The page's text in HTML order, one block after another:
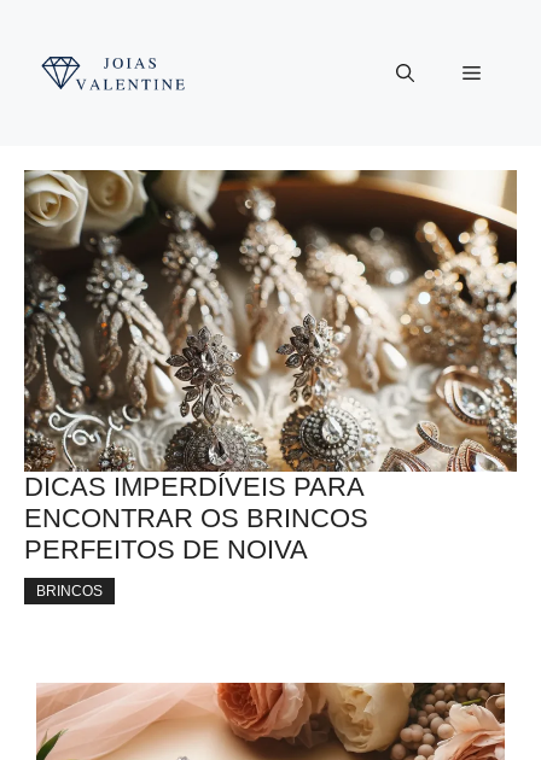
Menu
DICAS IMPERDÍVEIS PARA
ENCONTRAR OS BRINCOS
PERFEITOS DE NOIVA
BRINCOS